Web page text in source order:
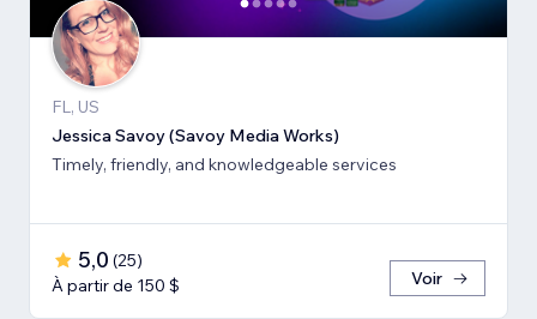
FL, US
Jessica Savoy (Savoy Media Works)
Timely, friendly, and knowledgeable services
5,0 (25)
À partir de 150 $
Voir